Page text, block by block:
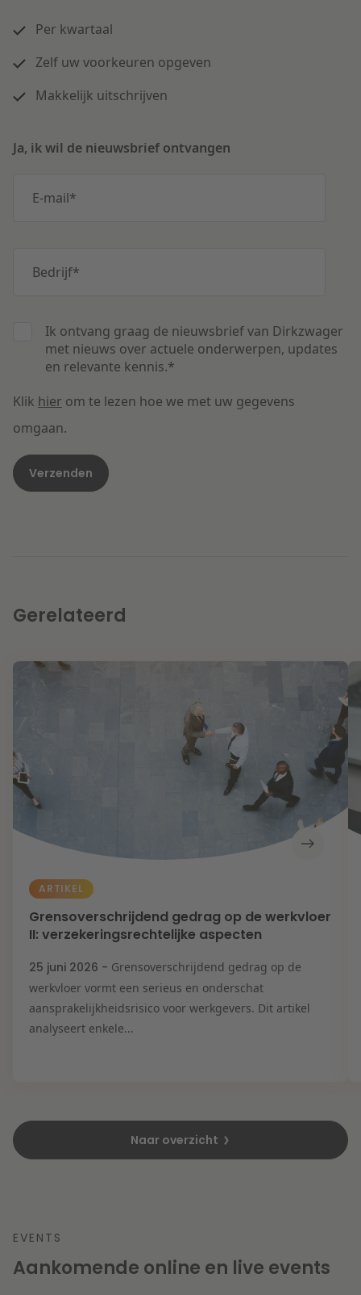
Per kwartaal
Zelf uw voorkeuren opgeven
Makkelijk uitschrijven
Ja, ik wil de nieuwsbrief ontvangen
E-mail*
Bedrijf*
Ik ontvang graag de nieuwsbrief van Dirkzwager
met nieuws over actuele onderwerpen, updates
en relevante kennis.*
Klik hier om te lezen hoe we met uw gegevens
omgaan.
Gerelateerd
ARTIKEL
Grensoverschrijdend gedrag op de werkvloer
II: verzekeringsrechtelijke aspecten
25 juni 2026 - Grensoverschrijdend gedrag op de
werkvloer vormt een serieus en onderschat
aansprakelijkheidsrisico voor werkgevers. Dit artikel
analyseert enkele...
Naar overzicht
EVENTS
Aankomende online en live events